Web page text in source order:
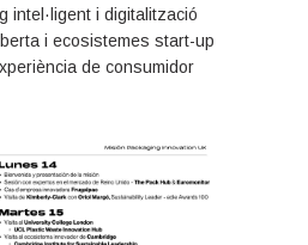
intel·ligent i digitalització
i ecosistemes start-up
de consumidor